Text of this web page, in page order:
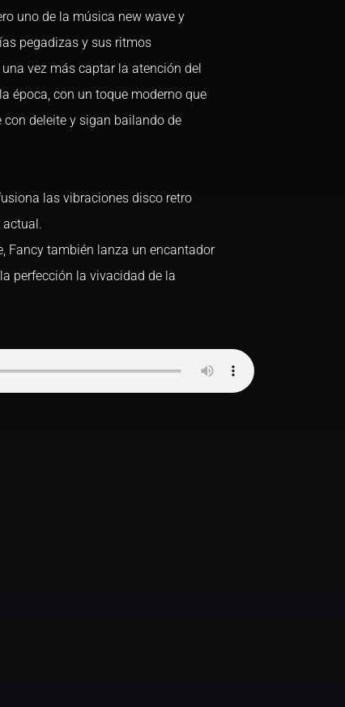
uno de la música new wave y
pegadizas y sus ritmos
vez más captar la atención del
época, con un toque moderno que
con deleite y sigan bailando de
las vibraciones disco retro
actual.
Fancy también lanza un encantador
perfección la vivacidad de la